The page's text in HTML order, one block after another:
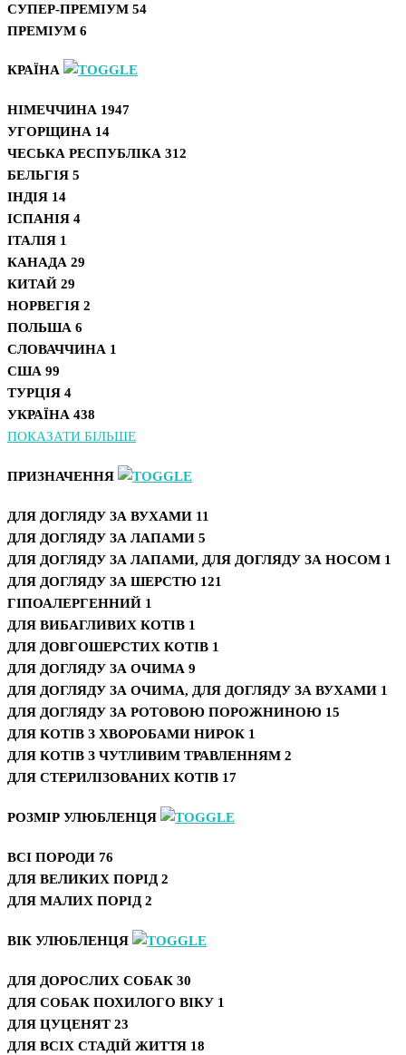
СУПЕР-ПРЕМІУМ 54
ПРЕМІУМ 6
КРАЇНА
НІМЕЧЧИНА 1947
УГОРЩИНА 14
ЧЕСЬКА РЕСПУБЛІКА 312
БЕЛЬГІЯ 5
ІНДІЯ 14
ІСПАНІЯ 4
ІТАЛІЯ 1
КАНАДА 29
КИТАЙ 29
НОРВЕГІЯ 2
ПОЛЬША 6
СЛОВАЧЧИНА 1
США 99
ТУРЦІЯ 4
УКРАЇНА 438
ПОКАЗАТИ БІЛЬШЕ
ПРИЗНАЧЕННЯ
ДЛЯ ДОГЛЯДУ ЗА ВУХАМИ 11
ДЛЯ ДОГЛЯДУ ЗА ЛАПАМИ 5
ДЛЯ ДОГЛЯДУ ЗА ЛАПАМИ, ДЛЯ ДОГЛЯДУ ЗА НОСОМ 1
ДЛЯ ДОГЛЯДУ ЗА ШЕРСТЮ 121
ГІПОАЛЕРГЕННИЙ 1
ДЛЯ ВИБАГЛИВИХ КОТІВ 1
ДЛЯ ДОВГОШЕРСТИХ КОТІВ 1
ДЛЯ ДОГЛЯДУ ЗА ОЧИМА 9
ДЛЯ ДОГЛЯДУ ЗА ОЧИМА, ДЛЯ ДОГЛЯДУ ЗА ВУХАМИ 1
ДЛЯ ДОГЛЯДУ ЗА РОТОВОЮ ПОРОЖНИНОЮ 15
ДЛЯ КОТІВ З ХВОРОБАМИ НИРОК 1
ДЛЯ КОТІВ З ЧУТЛИВИМ ТРАВЛЕННЯМ 2
ДЛЯ СТЕРИЛІЗОВАНИХ КОТІВ 17
РОЗМІР УЛЮБЛЕНЦЯ
ВСІ ПОРОДИ 76
ДЛЯ ВЕЛИКИХ ПОРІД 2
ДЛЯ МАЛИХ ПОРІД 2
ВІК УЛЮБЛЕНЦЯ
ДЛЯ ДОРОСЛИХ СОБАК 30
ДЛЯ СОБАК ПОХИЛОГО ВІКУ 1
ДЛЯ ЦУЦЕНЯТ 23
ДЛЯ ВСІХ СТАДІЙ ЖИТТЯ 18